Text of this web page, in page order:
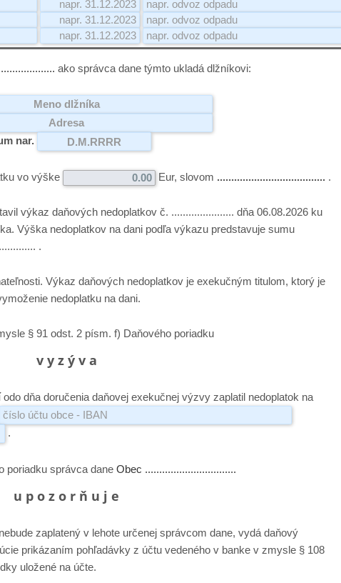
ako správca dane týmto ukladá dlžníkovi:
nar.
vo výške Eur, slovom ...................................... .
výkaz daňových nedoplatkov č. ...................... dňa 06.08.2026 ku
Výška nedoplatkov na dani podľa výkazu predstavuje sumu
.
Výkaz daňových nedoplatkov je exekučným titulom, ktorý je
nedoplatku na dani.
§ 91 odst. 2 písm. f) Daňového poriadku
v y z ý v a
odo dňa doručenia daňovej exekučnej výzvy zaplatil nedoplatok na
.
poriadku správca dane Obec ................................
u p o z o r ň u j e
zaplatený v lehote určenej správcom dane, vydá daňový
prikázaním pohľadávky z účtu vedeného v banke v zmysle § 108
uložené na účte.